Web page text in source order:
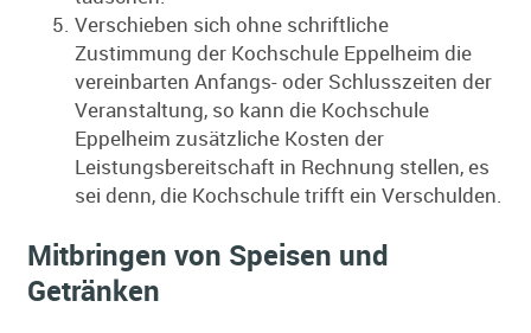
Verschieben sich ohne schriftliche
Zustimmung der Kochschule Eppelheim die
vereinbarten Anfangs- oder Schlusszeiten der
Veranstaltung, so kann die Kochschule
Eppelheim zusätzliche Kosten der
Leistungsbereitschaft in Rechnung stellen, es
sei denn, die Kochschule trifft ein Verschulden.
Mitbringen von Speisen und
Getränken